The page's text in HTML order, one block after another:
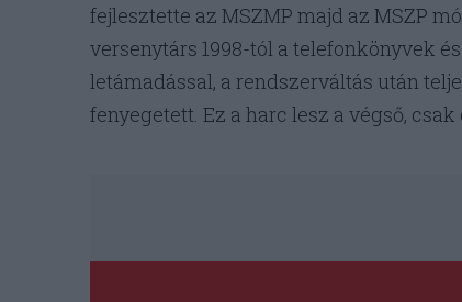
fejlesztette az MSZMP majd az MSZP
versenytárs 1998-tól a telefonkönyvek
letámadással, a rendszerváltás után
fenyegetett. Ez a harc lesz a végső,